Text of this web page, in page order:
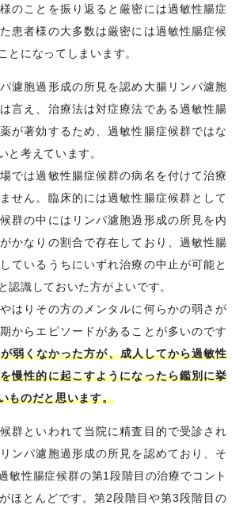
のことを振り返ると厳密には過敏性腸症
患者様の大多数は厳密には過敏性腸症候
とになってしまいます。
濾胞過形成の所見を認め大腸リンパ濾胞
言え、治療法は対症療法である過敏性腸
が著効するため、過敏性腸症候群ではな
と考えています。
では過敏性腸症候群の病名を付けて治療
せん。臨床的には過敏性腸症候群として
群の中にはリンパ濾胞過形成の所見を内
かなりの割合で存在しており、過敏性腸
ているうちにいずれ治療の中止が可能と
認識しておいた方がよいです。
はりその方のメンタルに何らかの弱さが
からエピソードがあることが多いのです
弱くなかった方が、成人してから過敏性
慢性的に起こすようになったら鑑別に挙
ものだと思います。
群といわれて当院に精査目的で受診され
ンパ濾胞過形成の所見を認めており、そ
敏性腸症候群の第1段階目の治療でコント
ほとんどです。第2段階目や第3段階目の